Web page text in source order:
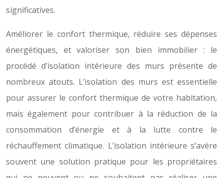
significatives.
Améliorer le confort thermique, réduire ses dépenses
énergétiques, et valoriser son bien immobilier : le
procédé d’isolation intérieure des murs présente de
nombreux atouts. L’isolation des murs est essentielle
pour assurer le confort thermique de votre habitation,
mais également pour contribuer à la réduction de la
consommation d’énergie et à la lutte contre le
réchauffement climatique. L’isolation intérieure s’avère
souvent une solution pratique pour les propriétaires